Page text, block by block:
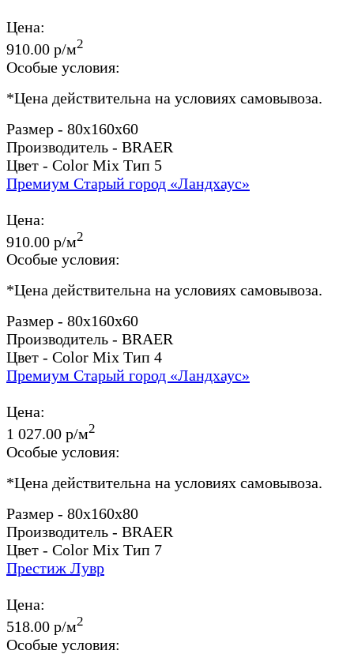
Цена:
910.00 р/м2
Особые условия:
*Цена действительна на условиях самовывоза.
Размер - 80x160x60
Производитель - BRAER
Цвет - Color Mix Тип 5
Премиум Старый город «Ландхаус»
Цена:
910.00 р/м2
Особые условия:
*Цена действительна на условиях самовывоза.
Размер - 80x160x60
Производитель - BRAER
Цвет - Color Mix Тип 4
Премиум Старый город «Ландхаус»
Цена:
1 027.00 р/м2
Особые условия:
*Цена действительна на условиях самовывоза.
Размер - 80x160x80
Производитель - BRAER
Цвет - Color Mix Тип 7
Престиж Лувр
Цена:
518.00 р/м2
Особые условия: